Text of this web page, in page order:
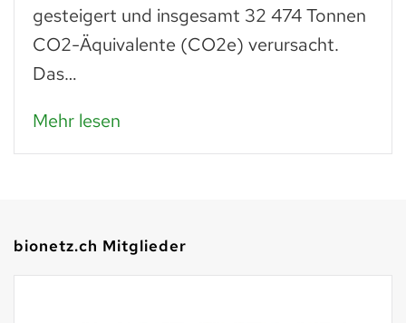
gesteigert und insgesamt 32 474 Tonnen
CO2-Äquivalente (CO2e) verursacht.
Das…
Mehr lesen
bionetz.ch Mitglieder